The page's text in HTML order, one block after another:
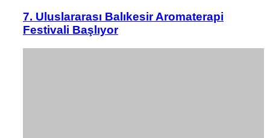
7. Uluslararası Balıkesir Aromaterapi
Festivali Başlıyor